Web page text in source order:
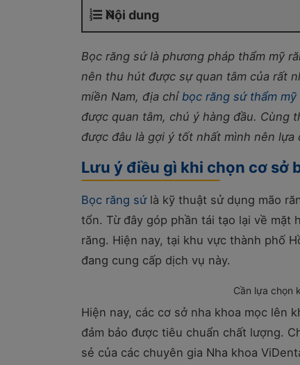
Nội dung
Bọc răng sứ là phương pháp thẩm mỹ
nên thu hút được sự quan tâm của rất
miền Nam, địa chỉ bọc răng sứ thẩm mỹ
được quan tâm, chú ý hàng đầu. Cùng
được đâu là gợi ý tốt nhất mình nên lựa
Lưu ý điều gì khi chọn cơ sở
Bọc răng sứlà kỹ thuật sử dụng mão
tổn. Từ đây góp phần tái tạo lại về mặt
răng. Hiện nay, tại khu vực thành phố
đang cung cấp dịch vụ này.
Cần lựa chọn
Hiện nay, các cơ sở nha khoa mọc lên
đảm bảo được tiêu chuẩn chất lượng.
sẻ của các chuyên gia Nha khoa